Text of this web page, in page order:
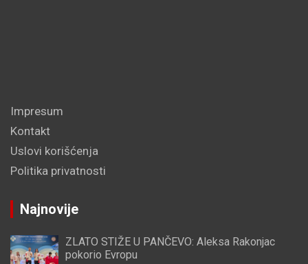
Impresum
Kontakt
Uslovi korišćenja
Politika privatnosti
Najnovije
ZLATO STIŽE U PANČEVO: Aleksa Rakonjac
pokorio Evropu